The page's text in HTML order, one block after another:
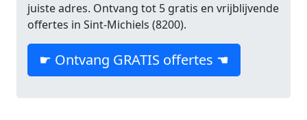
juiste adres. Ontvang tot 5 gratis en vrijblijvende
offertes in Sint-Michiels (8200).
☛ Ontvang GRATIS offertes ☚